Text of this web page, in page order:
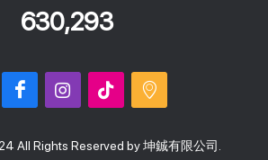
630,293
All Rights Reserved by 坤鋮有限公司.